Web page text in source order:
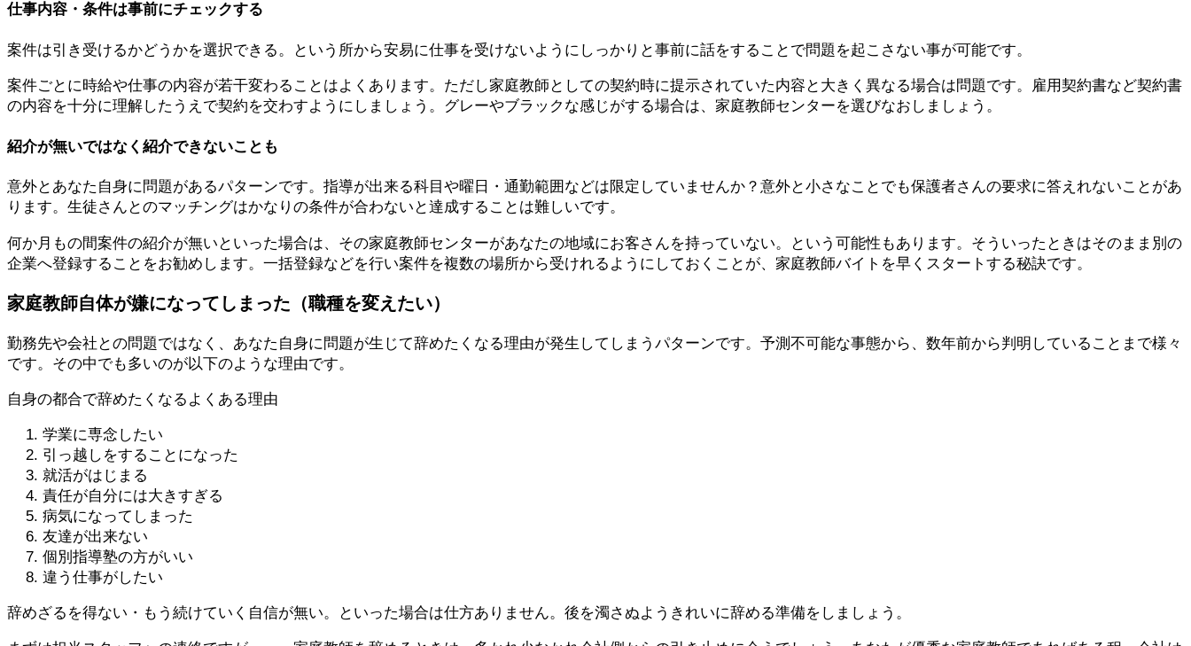
仕事内容・条件は事前にチェックする
案件は引き受けるかどうかを選択できる。 という所から安易に仕事を受けないようにしっかりと事前に話をすることで問題を起こさない事が可能です。
案件ごとに時給や仕事の内容が若干変わることはよくあります。ただし家庭教師としての契約時に提示されていた内容と大きく異なる場合は問題です。 雇用契約書など契約書
の内容を十分に理解したうえで契約を交わすようにしましょう。グレーやブラックな感じがする場合は、家庭教師センターを選びなおしましょう。
紹介が無いではなく紹介できないことも
意外と あなた自身に問題があるパターンです。指導が出来る科目や曜日・通勤範囲などは限定していませんか？意外と小さなことでも保護者さんの要求に答えれないことがあ
ります。生徒さんとのマッチングはかなりの条件が合わないと達成することは難しいです。
何か月もの間案件の紹介が無いといった場合は、その家庭教師センターがあなたの地域にお客さんを持っていない。という可能性もあります。そういったときはそのまま 別の
企業へ登録することをお勧めします。一括登録などを行い案件を複数の場所から受けれるようにしておくことが、家庭教師バイトを早くスタートする秘訣です。
家庭教師自体が嫌になってしまった（職種を変えたい）
勤務先や会社との問題ではなく、 あなた自身に問題が生じて辞めたくなる理由が発生してしまうパターンです。予測不可能な事態から、数年前から判明していることまで様々
です。その中でも多いのが以下のような理由です。
自身の都合で辞めたくなるよくある理由
学業に専念したい
引っ越しをすることになった
就活がはじまる
責任が自分には大きすぎる
病気になってしまった
友達が出来ない
個別指導塾の方がいい
違う仕事がしたい
辞めざるを得ない・もう続けていく自信が無い。といった場合は仕方ありません。後を濁さぬよう きれいに辞める準備をしましょう。